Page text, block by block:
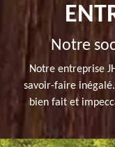
Notre
Notre entreprise
savoir-faire
bien fait et